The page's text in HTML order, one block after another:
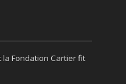
la Fondation Cartier fit